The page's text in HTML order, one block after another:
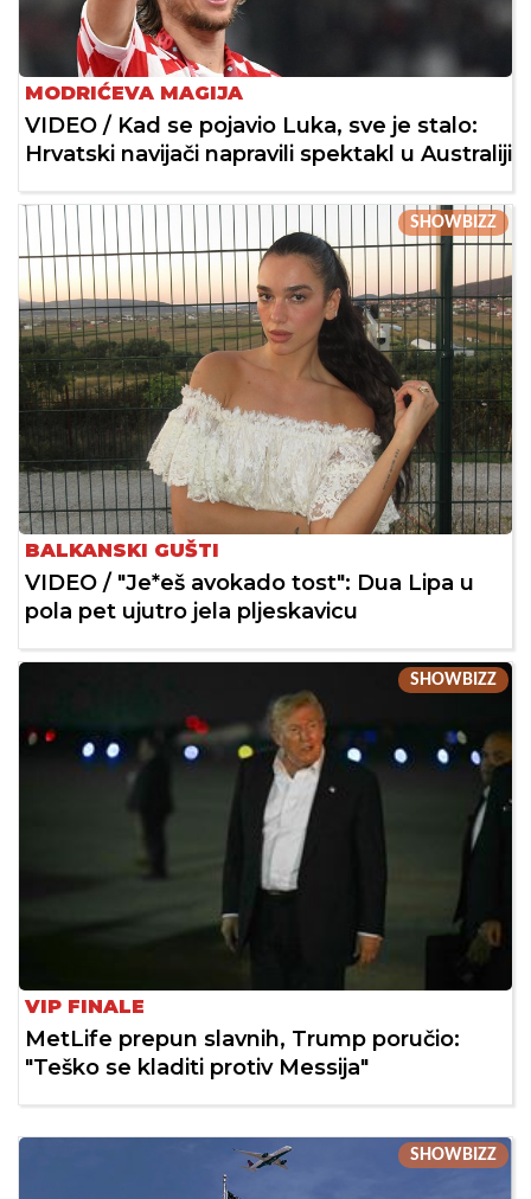
MODRIĆEVA MAGIJA
VIDEO / Kad se pojavio Luka, sve je stalo:
Hrvatski navijači napravili spektakl u Australiji
SHOWBIZZ
BALKANSKI GUŠTI
VIDEO / "Je*eš avokado tost": Dua Lipa u
pola pet ujutro jela pljeskavicu
SHOWBIZZ
VIP FINALE
MetLife prepun slavnih, Trump poručio:
"Teško se kladiti protiv Messija"
SHOWBIZZ